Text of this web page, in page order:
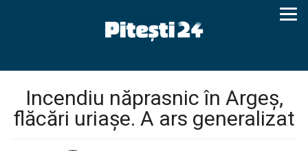
Incendiu năprasnic în Argeș,
flăcări uriașe. A ars generalizat